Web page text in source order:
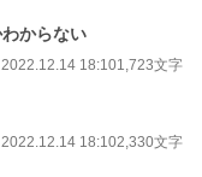
からない
2022.12.14 18:101,723文字
2022.12.14 18:102,330文字